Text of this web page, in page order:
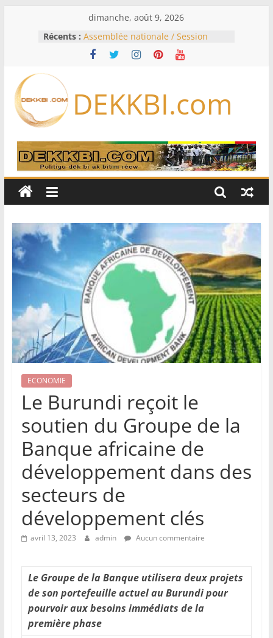
dimanche, août 9, 2026
Récents : Assemblée nationale / Session
extraordinaire: Six commissions
d’enquête à l’ordre du jour ce lundi
Bénin: Patrice Talon élu président
du Sénat, moins de trois mois
Pakistan et la Turquie signent un
accord de défense
RD Congo: Kinshasa interdit les
exportations de cuivre et de cobalt
production
DEKKBI.com
ECONOMIE
Le Burundi reçoit le
soutien du Groupe de la
Banque africaine de
développement dans des
secteurs de
développement clés
avril 13, 2023 admin Aucun commentaire
Le Groupe de la Banque utilisera deux projets
de son portefeuille actuel au Burundi pour
pourvoir aux besoins immédiats de la
première phase